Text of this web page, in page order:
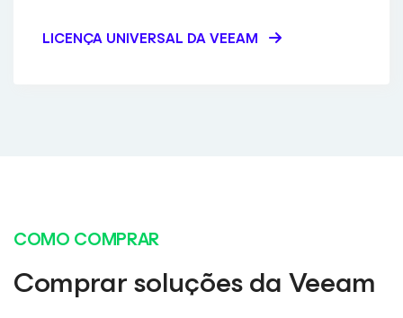
LICENÇA UNIVERSAL DA VEEAM
COMO COMPRAR
Comprar soluções da Veeam